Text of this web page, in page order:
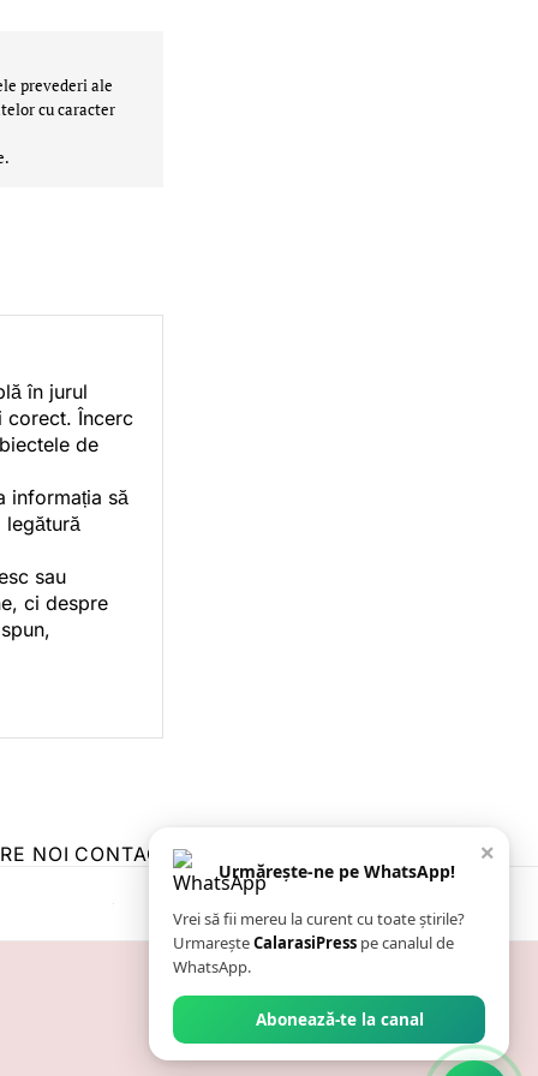
prevederi ale
cu caracter
în jurul
corect. Încerc
de
informația să
legătură
sau
ci despre
NOI CONTACT ZIARUL ANUNȚUL CĂLĂRĂȘEAN
×
Urmărește-ne pe WhatsApp!
Vrei să fii mereu la curent cu toate știrile?
UrmareșteCalarasiPress pe canalul de
WhatsApp.
Abonează-te la canal